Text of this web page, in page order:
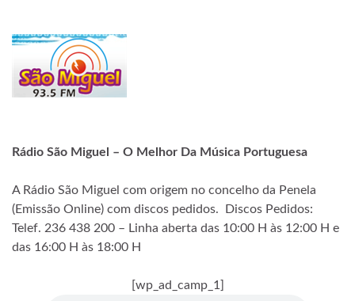
Rádio São Miguel – O Melhor Da Música Portuguesa
A Rádio São Miguel com origem no concelho da Penela
(Emissão Online) com discos pedidos. Discos Pedidos:
Telef. 236 438 200 – Linha aberta das 10:00 H às 12:00 H e
das 16:00 H às 18:00 H
[wp_ad_camp_1]